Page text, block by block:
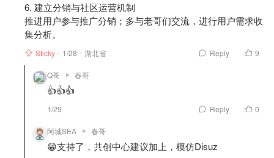
6. 建立分销与社区运营机制
推进用户参与推广分销；多与老哥们交流，进行用户需求收
集分析。
Sticky 1/28 湖北省 Reply 9
Q哥 春哥
👍👍👍
1/29 Reply 0
阿城SEA 春哥
😁支持了，共创中心建议加上，模仿Disuz